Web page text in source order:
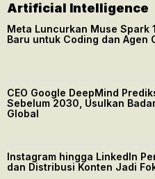
Artificial Intelligence
Meta Luncurkan Muse Spark
Baru untuk Coding dan Agen
CEO Google DeepMind
Sebelum 2030, Usulkan
Global
Instagram hingga LinkedIn
dan Distribusi Konten Jadi